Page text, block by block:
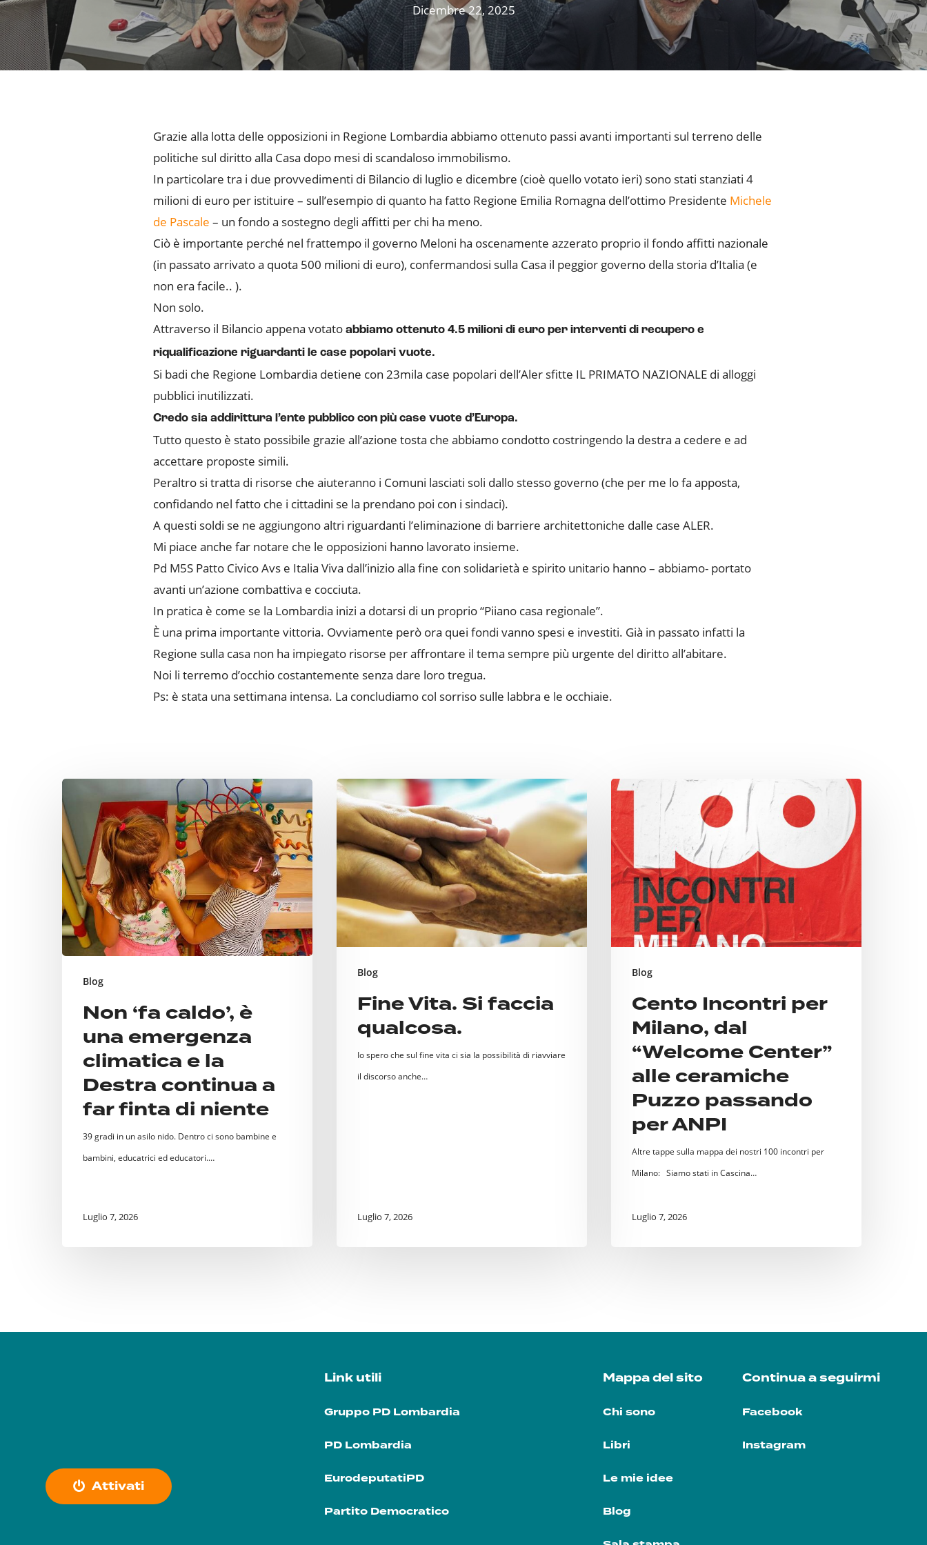
Dicembre 22, 2025
Grazie alla lotta delle opposizioni in Regione Lombardia abbiamo ottenuto passi avanti importanti sul terreno delle
politiche sul diritto alla Casa dopo mesi di scandaloso immobilismo.
In particolare tra i due provvedimenti di Bilancio di luglio e dicembre (cioè quello votato ieri) sono stati stanziati 4
milioni di euro per istituire – sull’esempio di quanto ha fatto Regione Emilia Romagna dell’ottimo Presidente Michele
de Pascale – un fondo a sostegno degli affitti per chi ha meno.
Ciò è importante perché nel frattempo il governo Meloni ha oscenamente azzerato proprio il fondo affitti nazionale
(in passato arrivato a quota 500 milioni di euro), confermandosi sulla Casa il peggior governo della storia d’Italia (e
non era facile.. ).
Non solo.
Attraverso il Bilancio appena votato abbiamo ottenuto 4.5 milioni di euro per interventi di recupero e
riqualificazione riguardanti le case popolari vuote.
Si badi che Regione Lombardia detiene con 23mila case popolari dell’Aler sfitte IL PRIMATO NAZIONALE di alloggi
pubblici inutilizzati.
Credo sia addirittura l’ente pubblico con più case vuote d’Europa.
Tutto questo è stato possibile grazie all’azione tosta che abbiamo condotto costringendo la destra a cedere e ad
accettare proposte simili.
Peraltro si tratta di risorse che aiuteranno i Comuni lasciati soli dallo stesso governo (che per me lo fa apposta,
confidando nel fatto che i cittadini se la prendano poi con i sindaci).
A questi soldi se ne aggiungono altri riguardanti l’eliminazione di barriere architettoniche dalle case ALER.
Mi piace anche far notare che le opposizioni hanno lavorato insieme.
Pd M5S Patto Civico Avs e Italia Viva dall’inizio alla fine con solidarietà e spirito unitario hanno – abbiamo- portato
avanti un’azione combattiva e cocciuta.
In pratica è come se la Lombardia inizi a dotarsi di un proprio “Piiano casa regionale”.
È una prima importante vittoria. Ovviamente però ora quei fondi vanno spesi e investiti. Già in passato infatti la
Regione sulla casa non ha impiegato risorse per affrontare il tema sempre più urgente del diritto all’abitare.
Noi li terremo d’occhio costantemente senza dare loro tregua.
Ps: è stata una settimana intensa. La concludiamo col sorriso sulle labbra e le occhiaie.
Blog
‘fa
caldo’,
è
una
emergenza
climatica
e
la
Destra
continua
finta
niente
Non ‘fa caldo’, è
una emergenza
climatica e la
Destra continua a
far finta di niente
39 gradi in un asilo nido. Dentro ci sono bambine e
bambini, educatrici ed educatori.…
Luglio 7, 2026
Blog
Fine
Vita.
Si
faccia
qualcosa.
Fine Vita. Si faccia
qualcosa.
Io spero che sul fine vita ci sia la possibilità di riavviare
il discorso anche…
Luglio 7, 2026
Blog
Cento
Incontri
per
Milano,
dal
“Welcome
Center”
alle
Puzzo
passando
ANPI
Cento Incontri per
Milano, dal
“Welcome Center”
alle ceramiche
Puzzo passando
per ANPI
Altre tappe sulla mappa dei nostri 100 incontri per
Milano: Siamo stati in Cascina…
Luglio 7, 2026
Attivati
Link utili
Gruppo PD Lombardia
PD Lombardia
EurodeputatiPD
Partito Democratico
Mappa del sito
Chi sono
Libri
Le mie idee
Blog
Continua a seguirmi
Facebook
Instagram